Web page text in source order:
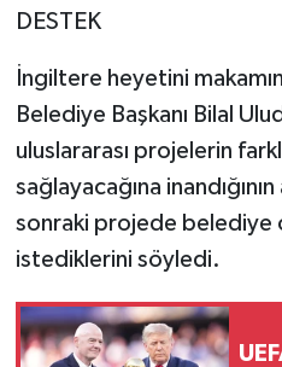
DESTEK
İngiltere heyetini
Belediye Başkanı Bilal
uluslararası projelerin
sağlayacağına
sonraki projede belediye
istediklerini söyledi.